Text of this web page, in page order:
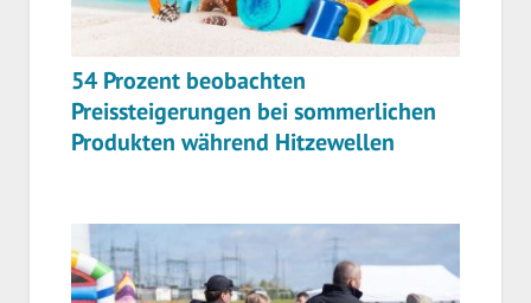
54 Prozent beobachten
Preissteigerungen bei sommerlichen
Produkten während Hitzewellen